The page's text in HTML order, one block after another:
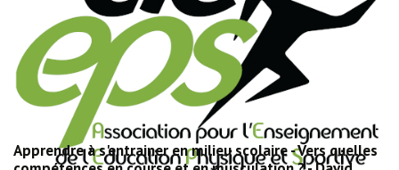
Apprendre à s'entrainer en milieu scolaire - Vers quelles